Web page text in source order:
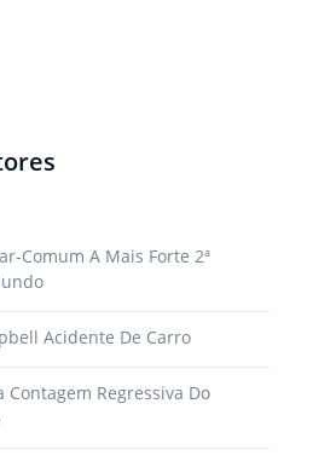
Comum A Mais Forte 2ª
Acidente De Carro
Contagem Regressiva Do